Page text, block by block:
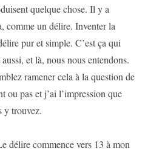
quelque chose. Il y a
comme un délire. Inventer la
pur et simple. C’est ça qui
et là, nous nous entendons.
ramener cela à la question de
ou pas et j’ai l’impression que
y trouvez.
commence vers 13 à mon